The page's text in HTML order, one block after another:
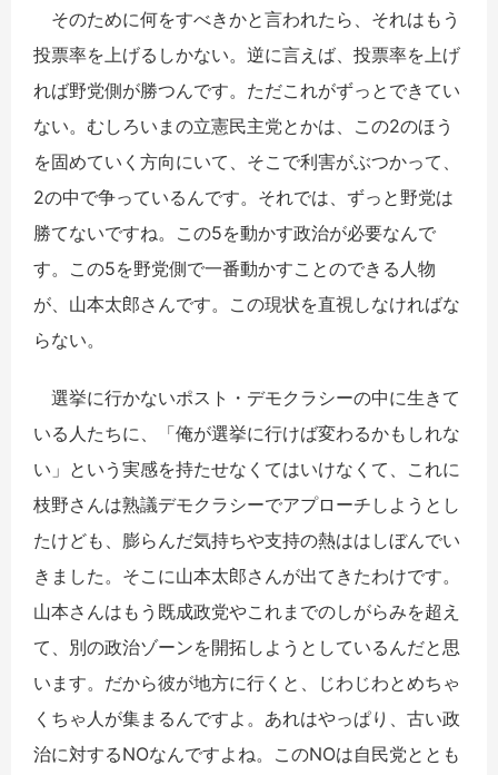
そのために何をすべきかと言われたら、それはもう
投票率を上げるしかない。逆に言えば、投票率を上げ
れば野党側が勝つんです。ただこれがずっとできてい
ない。むしろいまの立憲民主党とかは、この2のほう
を固めていく方向にいて、そこで利害がぶつかって、
2の中で争っているんです。それでは、ずっと野党は
勝てないですね。この5を動かす政治が必要なんで
す。この5を野党側で一番動かすことのできる人物
が、山本太郎さんです。この現状を直視しなければな
らない。
選挙に行かないポスト・デモクラシーの中に生きて
いる人たちに、「俺が選挙に行けば変わるかもしれな
い」という実感を持たせなくてはいけなくて、これに
枝野さんは熟議デモクラシーでアプローチしようとし
たけども、膨らんだ気持ちや支持の熱ははしぼんでい
きました。そこに山本太郎さんが出てきたわけです。
山本さんはもう既成政党やこれまでのしがらみを超え
て、別の政治ゾーンを開拓しようとしているんだと思
います。だから彼が地方に行くと、じわじわとめちゃ
くちゃ人が集まるんですよ。あれはやっぱり、古い政
治に対するNOなんですよね。このNOは自民党ととも